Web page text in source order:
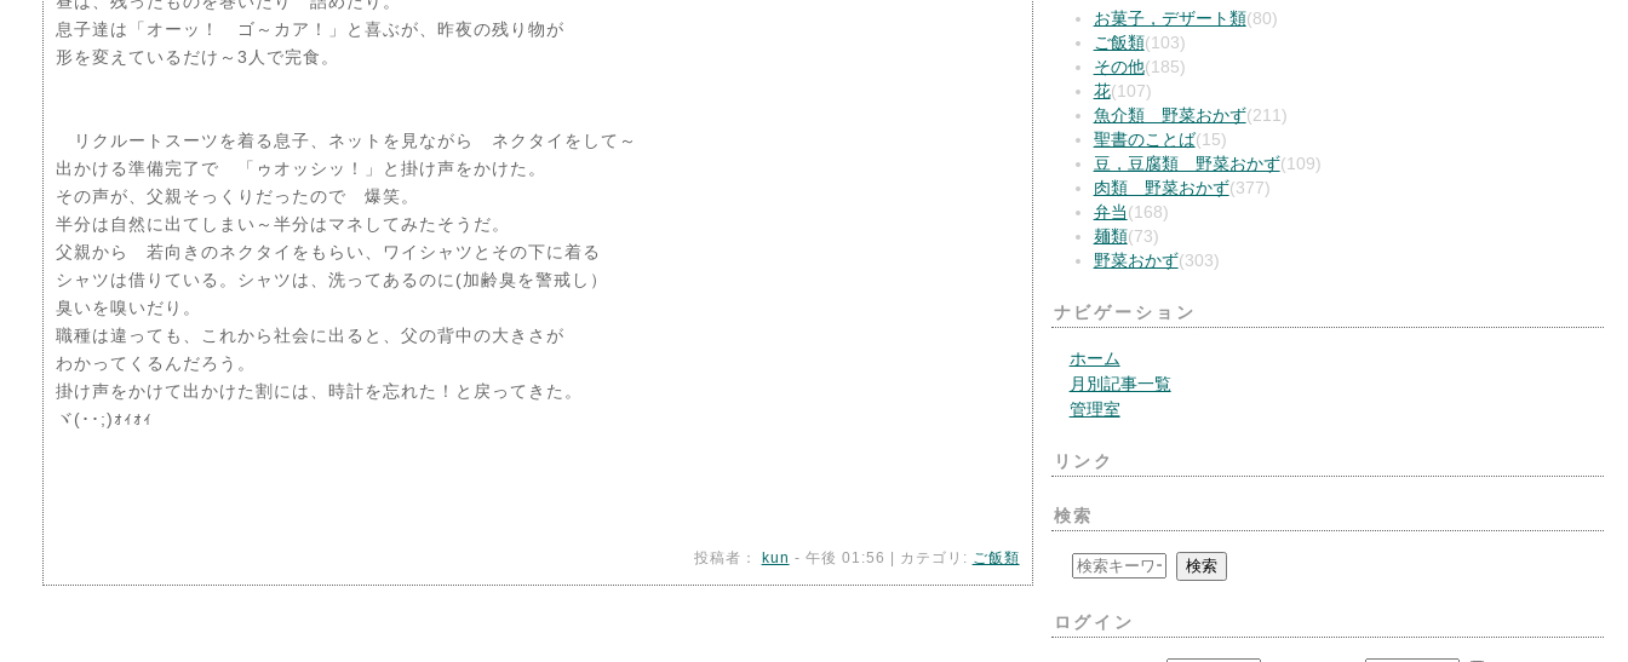
息子達は「オーッ！ ゴ～カア！」と喜ぶが、昨夜の残り物が
形を変えているだけ～3人で完食。
リクルートスーツを着る息子、ネットを見ながら ネクタイをして～
出かける準備完了で 「ゥオッシッ！」と掛け声をかけた。
その声が、父親そっくりだったので 爆笑。
半分は自然に出てしまい～半分はマネしてみたそうだ。
父親から 若向きのネクタイをもらい、ワイシャツとその下に着る
シャツは借りている。シャツは、洗ってあるのに(加齢臭を警戒し）
臭いを嗅いだり。
職種は違っても、これから社会に出ると、父の背中の大きさが
わかってくるんだろう。
掛け声をかけて出かけた割には、時計を忘れた！と戻ってきた。
ヾ(･･;)ｫｨｫｨ
投稿者： kun - 午後 01:56 | カテゴリ: ご飯類
お菓子，デザート類(80)
ご飯類(103)
その他(185)
花(107)
魚介類 野菜おかず(211)
聖書のことば(15)
豆，豆腐類 野菜おかず(109)
肉類 野菜おかず(377)
弁当 (168)
麺類(73)
野菜おかず(303)
ナビゲーション
ホーム
月別記事一覧
管理室
リンク
検索
ログイン